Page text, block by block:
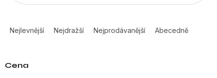
a
n
í
Nejlevnější Nejdražší Nejprodávanější Abecedně
Cena